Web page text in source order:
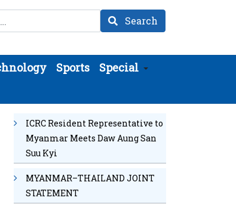
Search
Sports
Special
ICRC Resident Representative to
Myanmar Meets Daw Aung San
Suu Kyi
MYANMAR–THAILAND JOINT
STATEMENT